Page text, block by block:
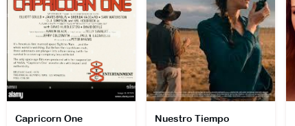
Capricorn One Nuestro Tiempo